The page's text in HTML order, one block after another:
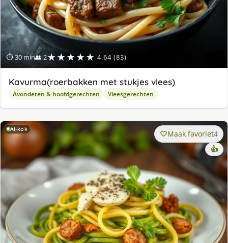
⏱ 30 min👥 2★★★★★ 4.64 (83)
Kavurma(roerbakken met stukjes vlees)
Avondeten & hoofdgerechten Vleesgerechten
AI-kok Maak favoriet4
👍